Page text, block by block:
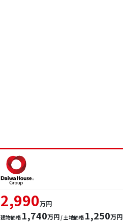
2,990万円
建物価格 1,740万円 / 土地価格 1,250万円